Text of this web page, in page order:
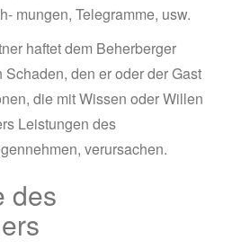
mungen, Telegramme, usw.
haftet dem Beherberger
den er oder der Gast
die mit Wissen oder Willen
Leistungen des
verursachen.
des